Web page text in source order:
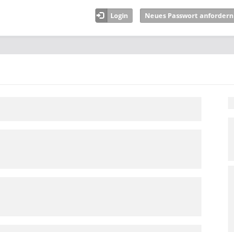
Login Neues Passwort anfordern